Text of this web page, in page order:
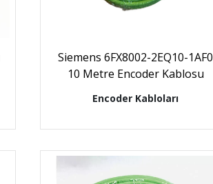
Siemens 6FX8002-2EQ10-1AF0
10 Metre Encoder Kablosu
Encoder Kabloları